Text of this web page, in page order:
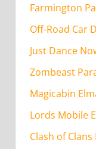
Farmington
Off-Road Car
Just Dance
Zombeast
Magicabin
Lords Mobile
Clash of